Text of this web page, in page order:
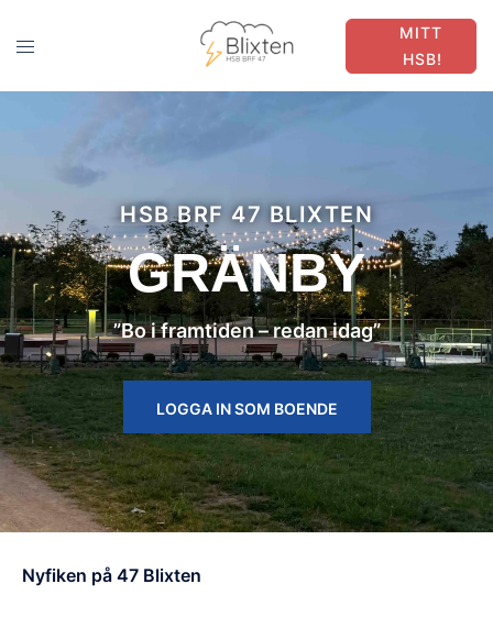
MITT
HSB!
HSB BRF 47 BLIXTEN
GRÄNBY
”Bo i framtiden – redan idag”
LOGGA IN SOM BOENDE
Nyfiken på 47 Blixten